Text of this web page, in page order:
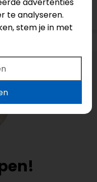
te analyseren.
stem je in met